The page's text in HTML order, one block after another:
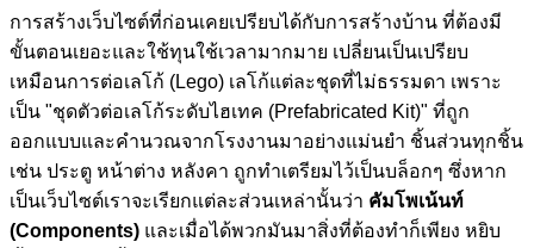
การสร้างเว็บไซต์ที่ก่อนเคยเปรียบได้กับการสร้างบ้าน ที่ต้องมี
ขั้นตอนเยอะและใช้ทุนใช้เวลามากมาย เปลี่ยนเป็นเปรียบ
เหมือนการต่อเลโก้ (Lego) เลโก้แต่ละชุดที่ไม่ธรรมดา เพราะ
เป็น "ชุดตัวต่อเลโก้ระดับไฮเทค (Prefabricated Kit)" ที่ถูก
ออกแบบและคำนวณจากโรงงานมาอย่างแม่นยำ ชิ้นส่วนทุกชิ้น
เช่น ประตู หน้าต่าง หลังคา ถูกทำเตรียมไว้เป็นบล็อกๆ ซึ่งหาก
เป็นเว็บไซต์เราจะเรียกแต่ละส่วนเหล่านั้นว่า คัมโพเน้นท์
(Components) และเมื่อได้พวกมันมาสิ่งที่ต้องทำก็เพียง หยิบ